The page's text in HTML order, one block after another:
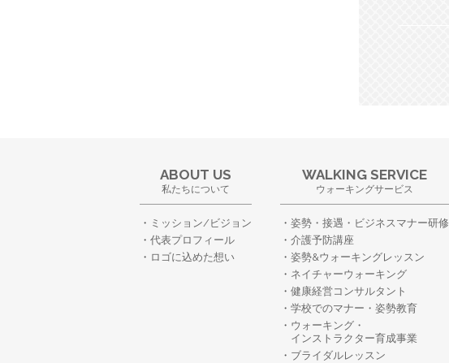
ABOUT US
私たちについて
ミッション/ビジョン
代表プロフィール
ロゴに込めた想い
WALKING SERVICE
ウォーキングサービス
姿勢・接遇・ビジネスマナー研修
介護予防講座
姿勢&ウォーキングレッスン
ネイチャーウォーキング
健康経営コンサルタント
学校でのマナー・姿勢教育
ウォーキング・
インストラクター育成事業
ブライダルレッスン